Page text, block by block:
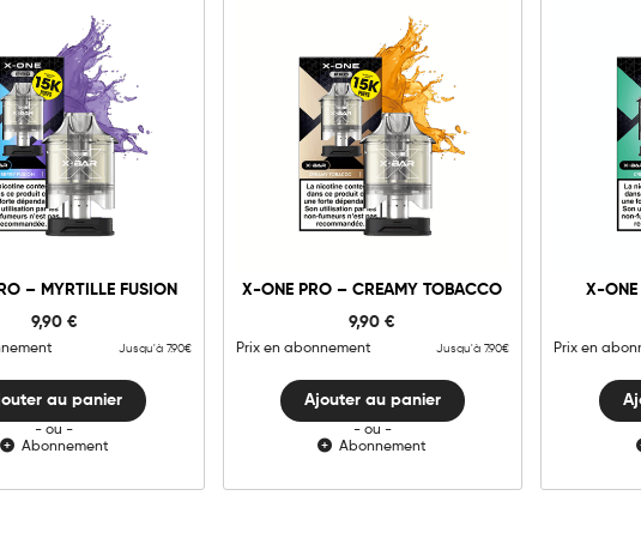
– MYRTILLE FUSION
9,90 €
Jusqu'à 7.90€
10mg 20mg
X-
Myrtille
quantité
au panier
- ou -
Abonnement
X-ONE PRO – CREAMY TOBACCO
9,90€
Prix en abonnement Jusqu'à 7.90€
10mg 20mg
X-
Creamy
quantité
Ajouter au panier
- ou -
Abonnement
X-ONE
Prix en